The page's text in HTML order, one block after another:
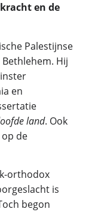
en de
Palestijnse
Hij
en
land. Ook
de
orthodox
is
begon